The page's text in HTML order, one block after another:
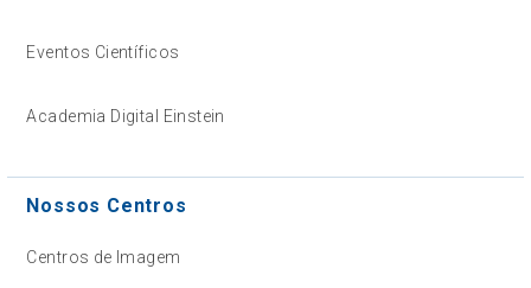
Eventos Científicos
Academia Digital Einstein
Nossos Centros
Centros de Imagem